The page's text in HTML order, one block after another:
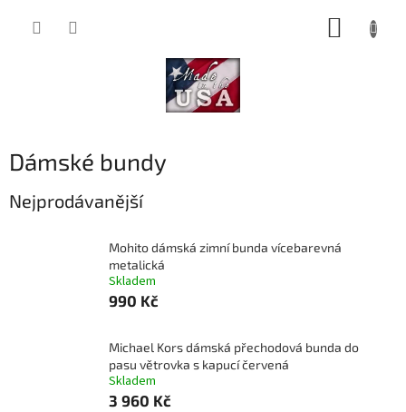
Dámské bundy
Nejprodávanější
Mohito dámská zimní bunda vícebarevná
metalická
Skladem
990 Kč
Michael Kors dámská přechodová bunda do
pasu větrovka s kapucí červená
Skladem
3 960 Kč